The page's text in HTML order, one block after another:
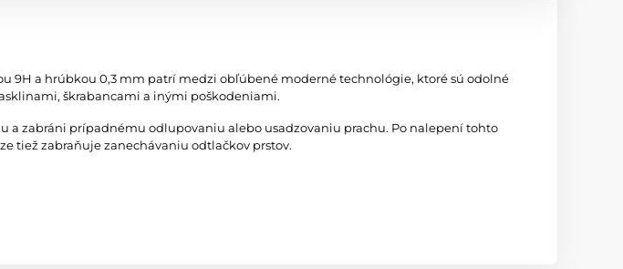
9H a hrúbkou 0,3 mm patrí medzi obľúbené moderné technológie, ktoré sú odolné
škrabancami a inými poškodeniami.
a zabráni prípadnému odlupovaniu alebo usadzovaniu prachu. Po nalepení tohto
tiež zabraňuje zanechávaniu odtlačkov prstov.